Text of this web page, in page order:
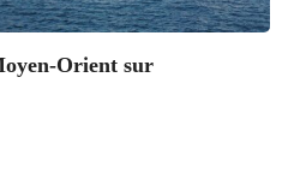
Orient sur